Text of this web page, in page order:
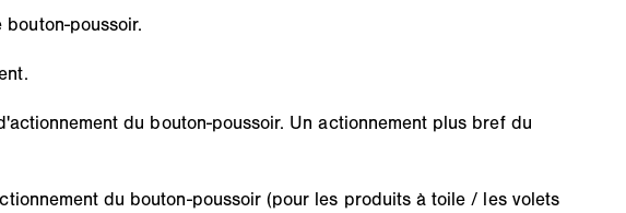
poussoir.
du bouton-poussoir. Un actionnement plus bref du
du bouton-poussoir (pour les produits à toile / les volets